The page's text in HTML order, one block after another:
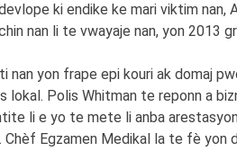
ki endike ke mari viktim
nan li te vwayaje nan, yon
nan yon frape epi kouri ak domaj
Polis Whitman te reponn a
li e yo te mete li anba
Egzamen Medikal la te fè